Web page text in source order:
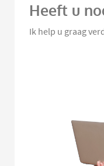
Heeft u
Ik help u graag